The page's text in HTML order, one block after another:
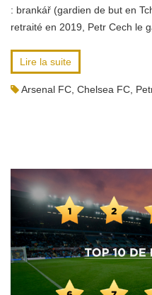
: brankář (gardien de but en
retraité en 2019, Petr Cech le
Lire la suite
Arsenal FC Chelsea FC